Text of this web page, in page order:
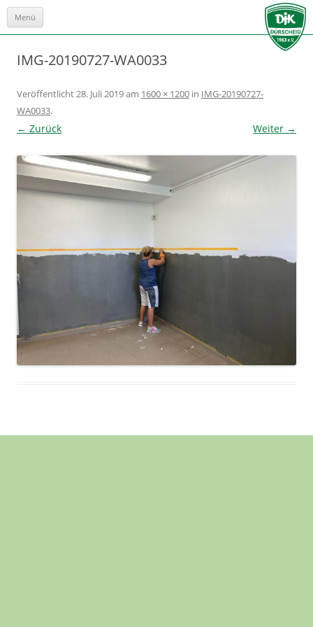
Menü
Zum
IMG-20190727-WA0033
Veröffentlicht28. Juli 2019am 1600 × 1200 in IMG-20190727-
WA0033.
← Zurück Weiter →